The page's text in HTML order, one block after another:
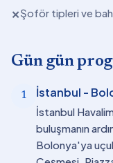
✕Şoför tipleri ve
Gün gün
1 İstanbul -
İstanbul
buluşmanın
Bolonya'ya